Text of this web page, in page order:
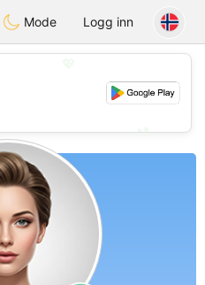
ahebik
Mode Logg inn
💕